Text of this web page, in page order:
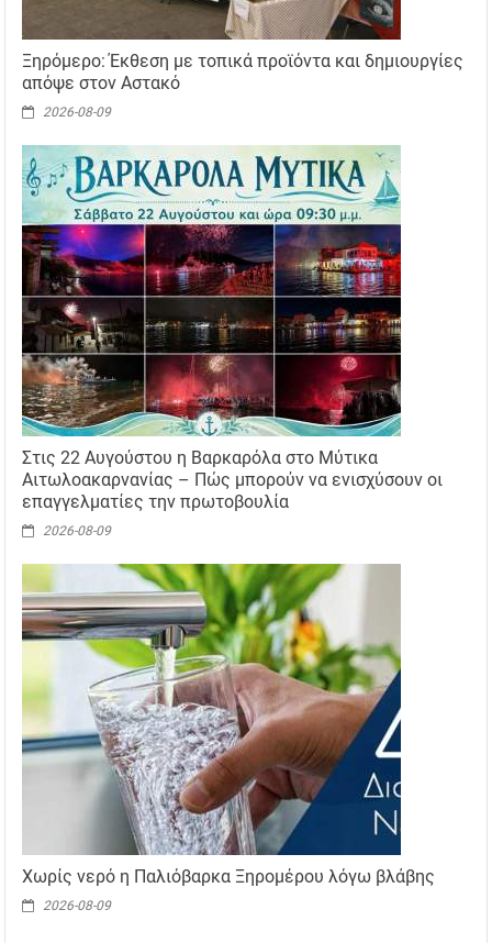
Ξηρόμερο: Έκθεση με τοπικά προϊόντα και δημιουργίες
απόψε στον Αστακό
2026-08-09
Στις 22 Αυγούστου η Βαρκαρόλα στο Μύτικα
Αιτωλοακαρνανίας – Πώς μπορούν να ενισχύσουν οι
επαγγελματίες την πρωτοβουλία
2026-08-09
Χωρίς νερό η Παλιόβαρκα Ξηρομέρου λόγω βλάβης
2026-08-09